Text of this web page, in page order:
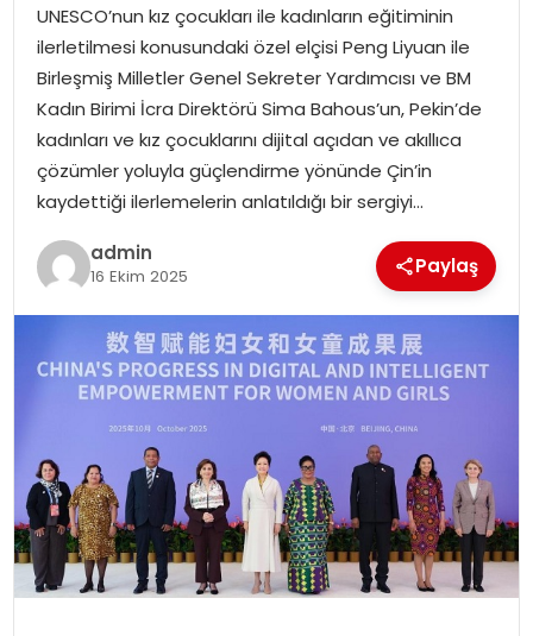
SAĞLIK
SOSYAL HABER
UNESCO’nun kız çocukları ile kadınların eğitiminin
ilerletilmesi konusundaki özel elçisi Peng Liyuan ile
Birleşmiş Milletler Genel Sekreter Yardımcısı ve BM
Kadın Birimi İcra Direktörü Sima Bahous’un, Pekin’de
kadınları ve kız çocuklarını dijital açıdan ve akıllıca
çözümler yoluyla güçlendirme yönünde Çin’in
kaydettiği ilerlemelerin anlatıldığı bir sergiyi…
admin
16 Ekim 2025 Paylaş